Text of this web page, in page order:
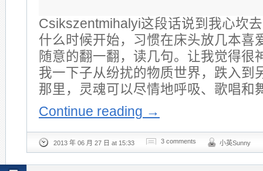
Csikszentmihalyi这段话说到我心坎
什么时候开始，习惯在床头放几本喜
随意的翻一翻，读几句。让我觉得很
我一下子从纷扰的物质世界，跌入到
那里，灵魂可以尽情地呼吸、歌唱和
Continue reading →
2013 年 06 月 27 日 at 15:33 3 comments 小英Sunny